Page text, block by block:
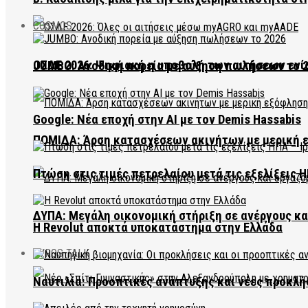
ΟΣΔΕ 2026: Ψηφιακή η υποβολή των αιτήσεων
ΠΟΜΙΔΑ: Άρση κατασχέσεων ακινήτων με μερική
ΔΥΠΑ: Μεγάλη οικονομική στήριξη σε ανέργους
EVROS TALK
COSMOS
JUMBO: Ανοδική πορεία με αύξηση πωλήσεων το
Google: Νέα εποχή στην AI με τον Demis Hassabis
Πτώση στις τιμές πετρελαίου μετά τις εξελίξεις
Η Revolut αποκτά υποκατάστημα στην Ελλάδα
Ναυτιλία: Προοπτικές ανάπτυξης και νέες